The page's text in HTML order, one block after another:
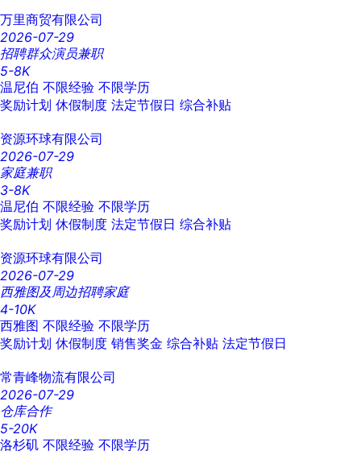
万里商贸有限公司
2026-07-29
招聘群众演员兼职
5-8K
温尼伯 不限经验 不限学历
奖励计划 休假制度 法定节假日 综合补贴
资源环球有限公司
2026-07-29
家庭兼职
3-8K
温尼伯 不限经验 不限学历
奖励计划 休假制度 法定节假日 综合补贴
资源环球有限公司
2026-07-29
西雅图及周边招聘家庭
4-10K
西雅图 不限经验 不限学历
奖励计划 休假制度 销售奖金 综合补贴 法定节假日
常青峰物流有限公司
2026-07-29
仓库合作
5-20K
洛杉矶 不限经验 不限学历